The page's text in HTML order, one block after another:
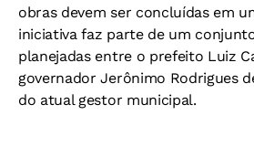
obras devem ser concluídas em
iniciativa faz parte de um
planejadas entre o prefeito Luiz
governador Jerônimo Rodrigues
do atual gestor municipal.